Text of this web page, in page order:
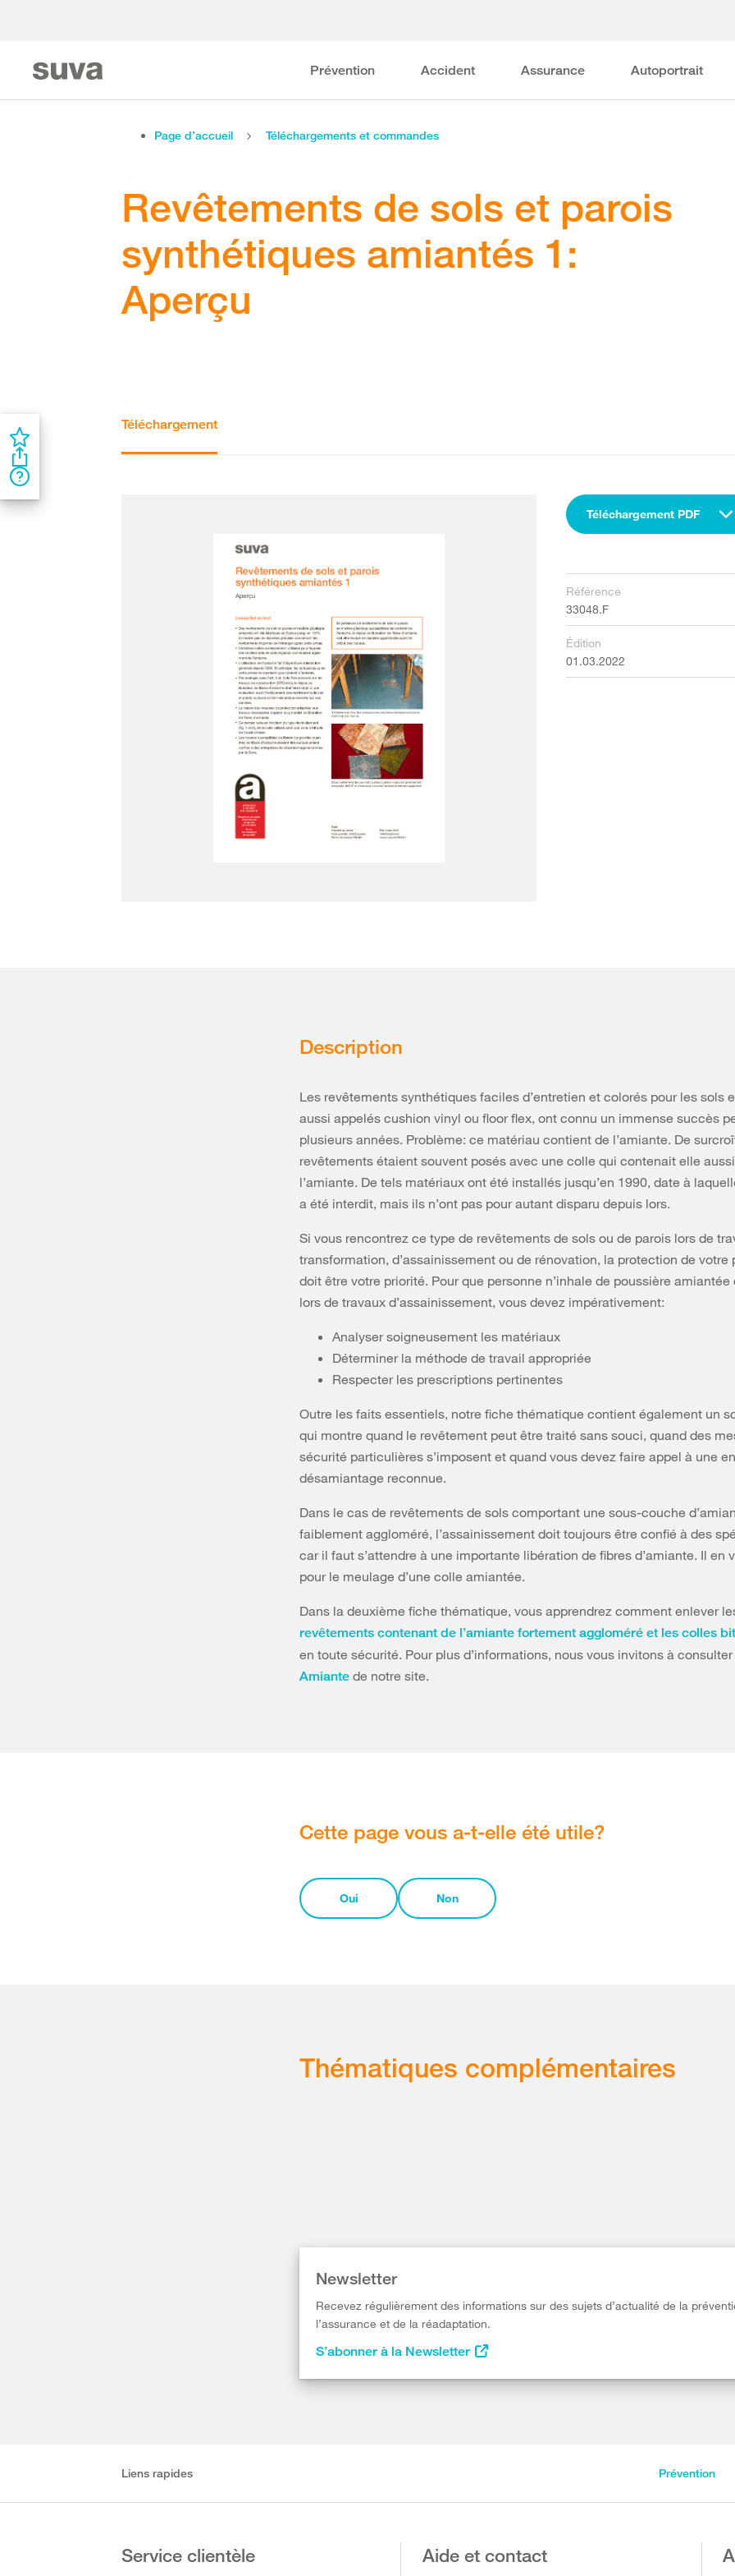
Prévention Accident Assurance Autoportrait
Page d’accueil Téléchargements et commandes
Revêtements de sols et parois
synthétiques amiantés 1:
Aperçu
Téléchargement
Téléchargement PDF
Référence
33048.F
Édition
01.03.2022
Description
Les revêtements synthétiques faciles d’entretien et colorés pour les sols
aussi appelés cushion vinyl ou floor flex, ont connu un immense succès
plusieurs années. Problème: ce matériau contient de l’amiante. De
revêtements étaient souvent posés avec une colle qui contenait elle
l’amiante. De tels matériaux ont été installés jusqu’en 1990, date à
a été interdit, mais ils n’ont pas pour autant disparu depuis lors.
Si vous rencontrez ce type de revêtements de sols ou de parois lors de
transformation, d’assainissement ou de rénovation, la protection de votre
doit être votre priorité. Pour que personne n’inhale de poussière amiantée
lors de travaux d’assainissement, vous devez impérativement:
Analyser soigneusement les matériaux
Déterminer la méthode de travail appropriée
Respecter les prescriptions pertinentes
Outre les faits essentiels, notre fiche thématique contient également un
qui montre quand le revêtement peut être traité sans souci, quand des
sécurité particulières s’imposent et quand vous devez faire appel à une
désamiantage reconnue.
Dans le cas de revêtements de sols comportant une sous-couche
faiblement aggloméré, l’assainissement doit toujours être confié à des
car il faut s’attendre à une importante libération de fibres d’amiante. Il en
pour le meulage d’une colle amiantée.
Dans la deuxième fiche thématique, vous apprendrez comment enlever
revêtements contenant de l’amiante fortement aggloméré et les colles
en toute sécurité. Pour plus d’informations, nous vous invitons à
Amiante de notre site.
Cette page vous a-t-elle été utile?
Oui Non
Thématiques complémentaires
Newsletter
Recevez régulièrement des informations sur des sujets d’actualité de la
l’assurance et de la réadaptation.
S’abonner à la Newsletter
Liens rapides Prévention
Service clientèle Aide et contact